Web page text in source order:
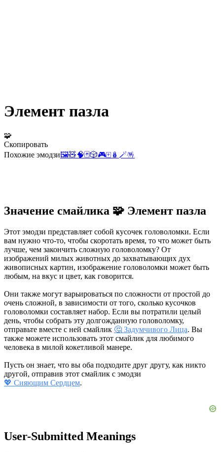
Элемент пазла
🧩
Скопировать
Похожие эмодзи🖼️🧸🧠 🃏🎲🎮🀄 🪆 🪄🪅
Значение смайлика 🧩 Элемент пазла
Этот эмодзи представляет собой кусочек головоломки. Если
вам нужно что-то, чтобы скоротать время, то что может быть
лучше, чем закончить сложную головоломку? От
изображений милых животных до захватывающих дух
живописных картин, изображение головоломки может быть
любым, на вкус и цвет, как говорится.
Они также могут варьироваться по сложности от простой до
очень сложной, в зависимости от того, сколько кусочков
головоломки составляет набор. Если вы потратили целый
день, чтобы собрать эту долгожданную головоломку,
отправьте вместе с ней смайлик 🤔 Задумчивого Лица. Вы
также можете использовать этот смайлик для любимого
человека в милой кокетливой манере.
Пусть он знает, что вы оба подходите друг другу, как никто
другой, отправив этот смайлик с эмодзи
💖 Сияющим Сердцем.
User-Submitted Meanings